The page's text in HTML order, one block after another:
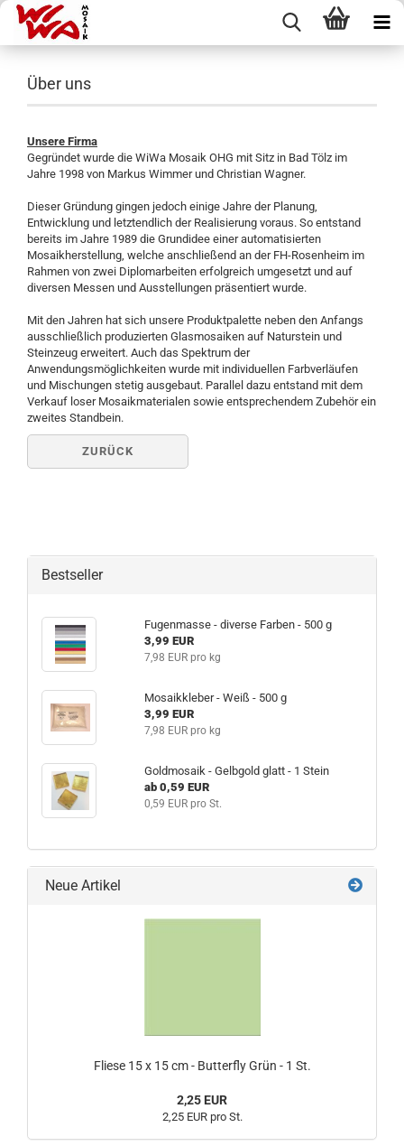
Über uns
Unsere Firma
Gegründet wurde die WiWa Mosaik OHG mit Sitz in Bad Tölz im
Jahre 1998 von Markus Wimmer und Christian Wagner.
Dieser Gründung gingen jedoch einige Jahre der Planung,
Entwicklung und letztendlich der Realisierung voraus. So entstand
bereits im Jahre 1989 die Grundidee einer automatisierten
Mosaikherstellung, welche anschließend an der FH-Rosenheim im
Rahmen von zwei Diplomarbeiten erfolgreich umgesetzt und auf
diversen Messen und Ausstellungen präsentiert wurde.
Mit den Jahren hat sich unsere Produktpalette neben den Anfangs
ausschließlich produzierten Glasmosaiken auf Naturstein und
Steinzeug erweitert. Auch das Spektrum der
Anwendungsmöglichkeiten wurde mit individuellen Farbverläufen
und Mischungen stetig ausgebaut. Parallel dazu entstand mit dem
Verkauf loser Mosaikmaterialen sowie entsprechendem Zubehör ein
zweites Standbein.
ZURÜCK
Bestseller
Fugenmasse - diverse Farben - 500 g
3,99 EUR
7,98 EUR pro kg
Mosaikkleber - Weiß - 500 g
3,99 EUR
7,98 EUR pro kg
Goldmosaik - Gelbgold glatt - 1 Stein
ab 0,59 EUR
0,59 EUR pro St.
Neue Artikel
Fliese 15 x 15 cm - Butterfly Grün - 1 St.
2,25 EUR
2,25 EUR pro St.